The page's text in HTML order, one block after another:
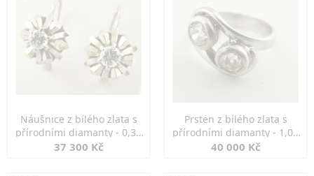
Náušnice z bílého zlata s
přírodními diamanty - 0,30
ct
37 300 Kč
Prsten z bílého zlata s
přírodními diamanty - 1,00
ct
40 000 Kč